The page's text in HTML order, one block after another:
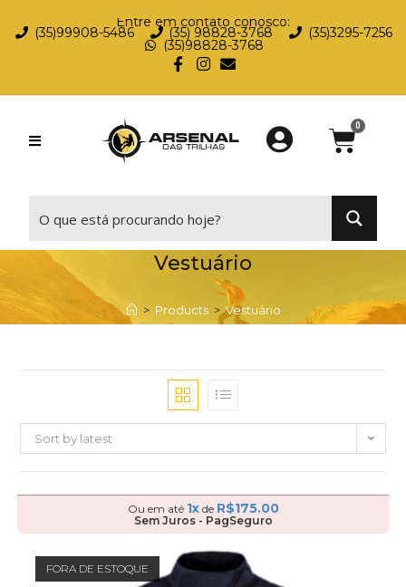
Entre em contato conosco:
(35)99908-5486 (35) 98828-3768 (35)3295-7256
(35)98828-3768
Vestuário
> Products > Vestuário
Sort by latest
Ou em até 1xde R$175.00
Sem Juros - PagSeguro
FORA DE ESTOQUE